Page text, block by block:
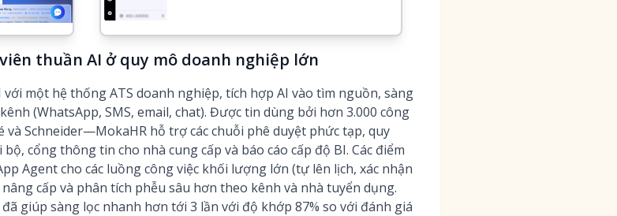
thuần AI ở quy mô doanh nghiệp lớn
một hệ thống ATS doanh nghiệp, tích hợp AI vào tìm nguồn, sàng
(WhatsApp, SMS, email, chat). Được tin dùng bởi hơn 3.000 công
Schneider—MokaHR hỗ trợ các chuỗi phê duyệt phức tạp, quy
cổng thông tin cho nhà cung cấp và báo cáo cấp độ BI. Các điểm
Agent cho các luồng công việc khối lượng lớn (tự lên lịch, xác nhận
cấp và phân tích phễu sâu hơn theo kênh và nhà tuyển dụng.
giúp sàng lọc nhanh hơn tới 3 lần với độ khớp 87% so với đánh giá